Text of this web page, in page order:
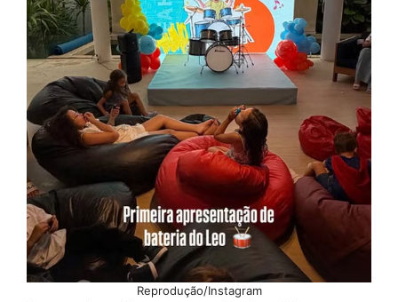
Reprodução/Instagram